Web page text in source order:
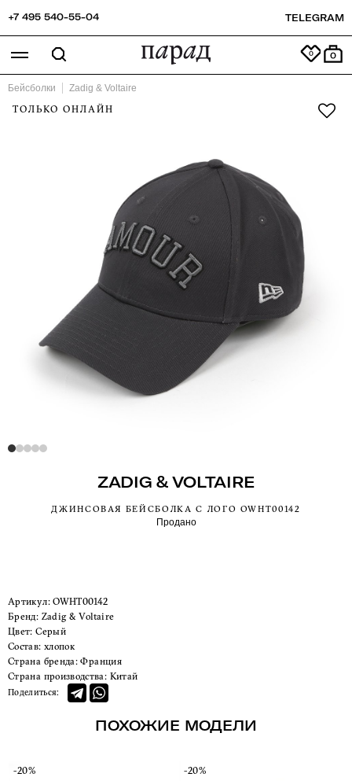
+7 495 540-55-04 TELEGRAM
0
Бейсболки Zadig & Voltaire
ТОЛЬКО ОНЛАЙН
ZADIG & VOLTAIRE
ДЖИНСОВАЯ БЕЙСБОЛКА С ЛОГО OWHT00142
Продано
Артикул:OWHT00142
Бренд:
Zadig & Voltaire
Цвет:
Серый
Состав: хлопок
Страна бренда: Франция
Страна производства: Китай
Поделиться:
ПОХОЖИЕ МОДЕЛИ
-20% -20%